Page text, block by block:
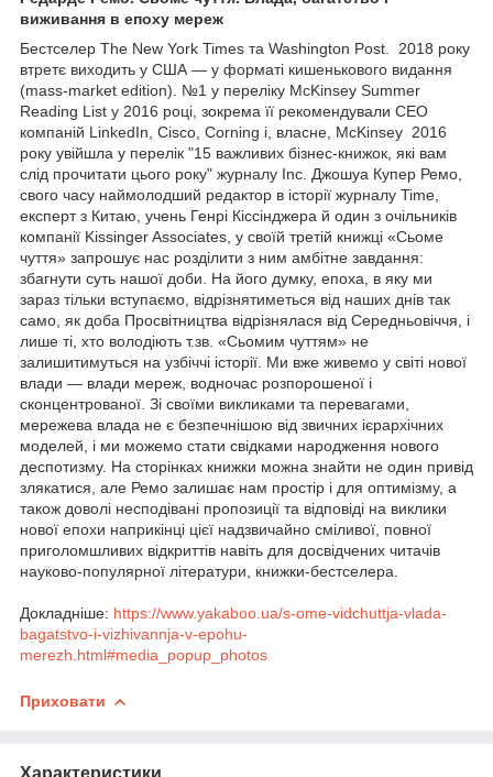
виживання в епоху мереж
Бестселер The New York Times та Washington Post. 2018 року
втретє виходить у США — у форматі кишенькового видання
(mass-market edition). №1 у переліку McKinsey Summer
Reading List у 2016 році, зокрема її рекомендували CEO
компаній LinkedIn, Cisco, Corning і, власне, McKinsey 2016
року увійшла у перелік "15 важливих бізнес-книжок, які вам
слід прочитати цього року" журналу Inc. Джошуа Купер Ремо,
свого часу наймолодший редактор в історії журналу Time,
експерт з Китаю, учень Генрі Кіссінджера й один з очільників
компанії Kissinger Associates, у своїй третій книжці «Сьоме
чуття» запрошує нас розділити з ним амбітне завдання:
збагнути суть нашої доби. На його думку, епоха, в яку ми
зараз тільки вступаємо, відрізнятиметься від наших днів так
само, як доба Просвітництва відрізнялася від Середньовіччя, і
лише ті, хто володіють т.зв. «Сьомим чуттям» не
залишитимуться на узбіччі історії. Ми вже живемо у світі нової
влади — влади мереж, водночас розпорошеної і
сконцентрованої. Зі своїми викликами та перевагами,
мережева влада не є безпечнішою від звичних ієрархічних
моделей, і ми можемо стати свідками народження нового
деспотизму. На сторінках книжки можна знайти не один привід
злякатися, але Ремо залишає нам простір і для оптимізму, а
також доволі несподівані пропозиції та відповіді на виклики
нової епохи наприкінці цієї надзвичайно сміливої, повної
приголомшливих відкриттів навіть для досвідчених читачів
науково-популярної літератури, книжки-бестселера.
Докладніше: https://www.yakaboo.ua/s-ome-vidchuttja-vlada-
bagatstvo-i-vizhivannja-v-epohu-
merezh.html#media_popup_photos
Приховати
Характеристики